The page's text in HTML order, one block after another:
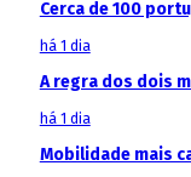
Cerca de 100
há 1 dia
A regra dos dois
há 1 dia
Mobilidade mais